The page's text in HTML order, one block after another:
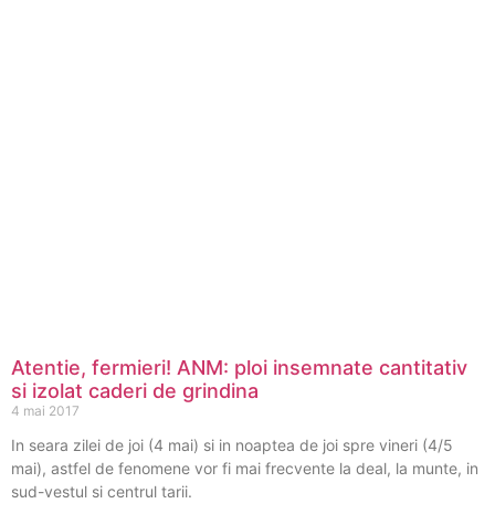
Atentie, fermieri! ANM: ploi insemnate cantitativ
si izolat caderi de grindina
4 mai 2017
In seara zilei de joi (4 mai) si in noaptea de joi spre vineri (4/5
mai), astfel de fenomene vor fi mai frecvente la deal, la munte, in
sud-vestul si centrul tarii.